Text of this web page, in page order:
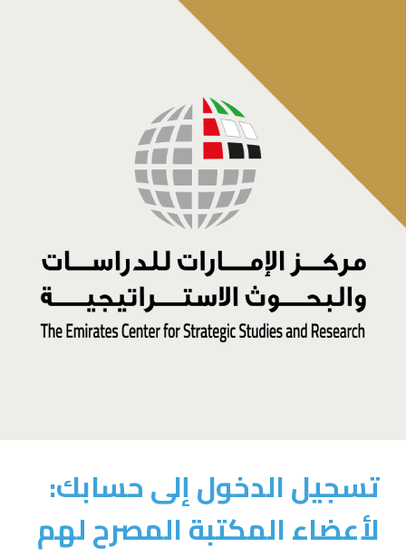
تسجيل الدخول إلى حسابك:
لأعضاء المكتبة المصرح لهم